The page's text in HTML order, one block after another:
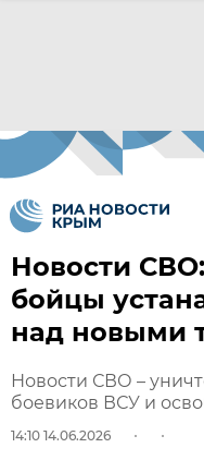
Новости
бойцы
над новыми
Новости СВО –
боевиков ВСУ и
14:10 14.06.2026